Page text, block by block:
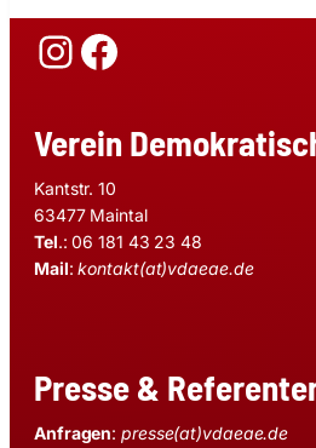
Instagram
Facebook
Verein
Kantstr. 10
63477 Maintal
Tel.: 06 181 43 23 48
Mail:kontakt(at)vdaeae.de
Presse &
Anfragen:presse(at)vdaeae.de